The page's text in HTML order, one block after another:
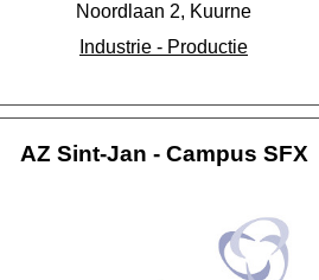
Noordlaan 2, Kuurne
Industrie - Productie
AZ Sint-Jan - Campus SFX